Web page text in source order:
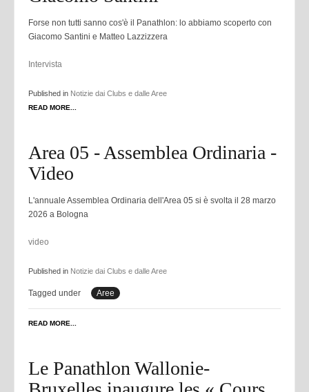
Forse non tutti sanno cos'è il Panathlon: lo abbiamo scoperto con
Giacomo Santini e Matteo Lazzizzera
Intervista
Published in Notizie dai Clubs e dalle Aree
READ MORE...
Area 05 - Assemblea Ordinaria -
Video
L'annuale Assemblea Ordinaria dell'Area 05 si è svolta il 28 marzo
2026 a Bologna
video
Published in Notizie dai Clubs e dalle Aree
Tagged under Aree
READ MORE...
Le Panathlon Wallonie-